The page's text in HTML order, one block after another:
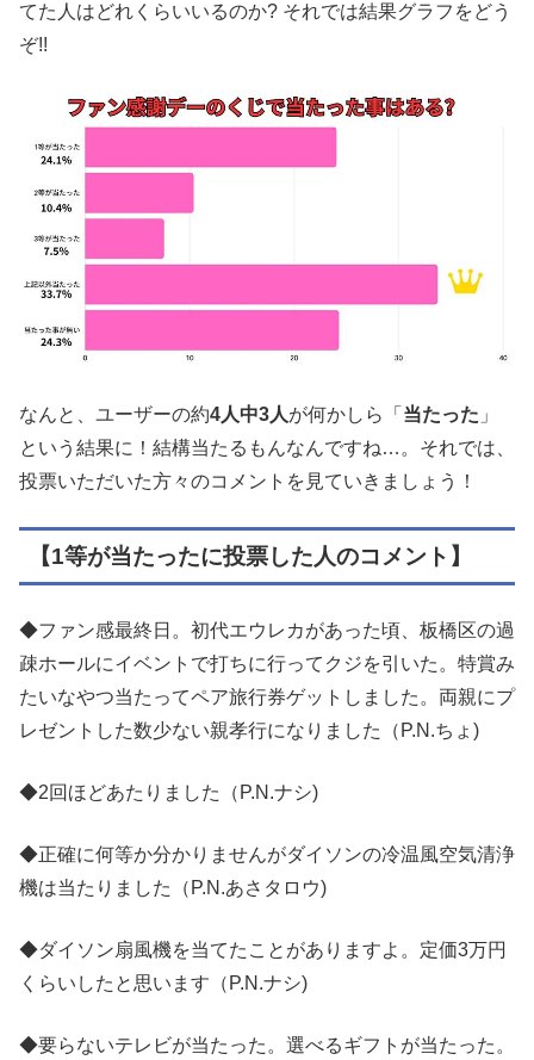
てた人はどれくらいいるのか? それでは結果グラフをどう
ぞ!!
なんと、ユーザーの約4人中3人が何かしら「 当たった 」
という結果に！結構当たるもんなんですね…。それでは、
投票いただいた方々のコメントを見ていきましょう！
【1等が当たったに投票した人のコメント】
◆ファン感最終日。初代エウレカがあった頃、板橋区の過
疎ホールにイベントで打ちに行ってクジを引いた。特賞み
たいなやつ当たってペア旅行券ゲットしました。両親にプ
レゼントした数少ない親孝行になりました（P.N.ちょ)
◆2回ほどあたりました（P.N.ナシ)
◆正確に何等か分かりませんがダイソンの冷温風空気清浄
機は当たりました（P.N.あさタロウ)
◆ダイソン扇風機を当てたことがありますよ。定価3万円
くらいしたと思います（P.N.ナシ)
◆要らないテレビが当たった。選べるギフトが当たった。